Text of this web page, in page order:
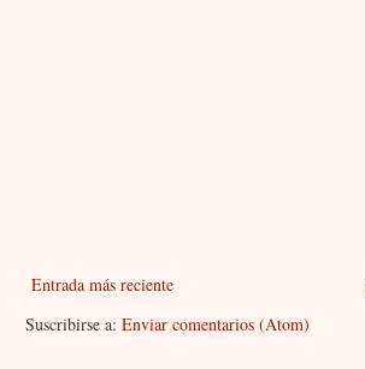
Entrada más reciente
Suscribirse a: Enviar comentarios (Atom)